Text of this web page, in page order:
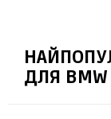
ДЛЯ BMW